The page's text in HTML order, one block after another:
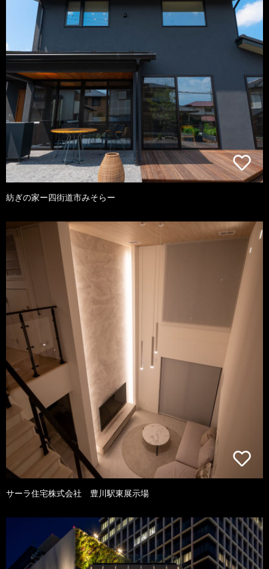
紡ぎの家ー四街道市みそらー
サーラ住宅株式会社 豊川駅東展示場